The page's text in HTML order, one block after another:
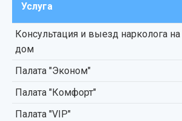
Услуга
Консультация и выезд нарколога на
дом
Палата "Эконом"
Палата "Комфорт"
Палата "VIP"